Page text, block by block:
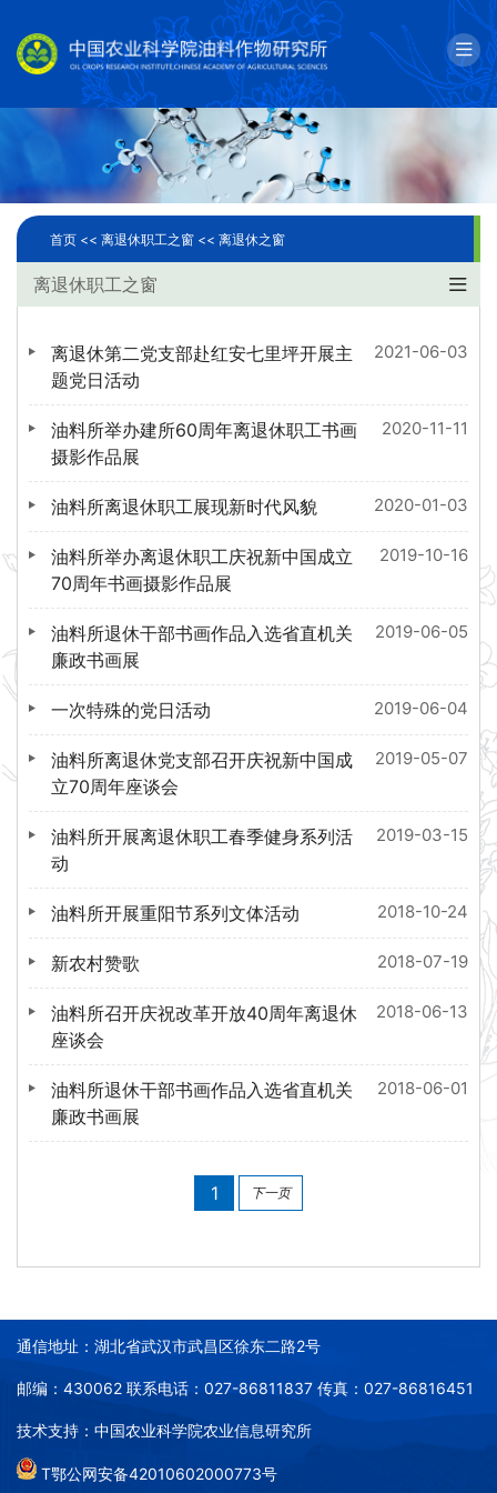
English 邮箱
科学研究
人才队伍
国际合作
研究生教育
首页 << 离退休职工之窗 << 离退休之窗
离退休职工之窗
2021-06-03
离退休第二党支部赴红安七里坪开展主
题党日活动
2020-11-11
油料所举办建所60周年离退休职工书画
摄影作品展
2020-01-03
油料所离退休职工展现新时代风貌
2019-10-16
油料所举办离退休职工庆祝新中国成立
70周年书画摄影作品展
2019-06-05
油料所退休干部书画作品入选省直机关
廉政书画展
2019-06-04
一次特殊的党日活动
2019-05-07
油料所离退休党支部召开庆祝新中国成
立70周年座谈会
2019-03-15
油料所开展离退休职工春季健身系列活
动
2018-10-24
油料所开展重阳节系列文体活动
2018-07-19
新农村赞歌
2018-06-13
油料所召开庆祝改革开放40周年离退休
座谈会
2018-06-01
油料所退休干部书画作品入选省直机关
廉政书画展
1 下一页
通信地址：湖北省武汉市武昌区徐东二路2号
邮编：430062 联系电话：027-86811837 传真：027-86816451
技术支持：中国农业科学院农业信息研究所
T鄂公网安备42010602000773号